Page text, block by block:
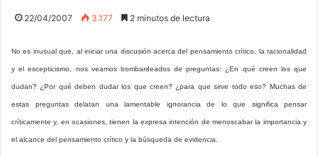
22/04/2007 3.177 2 minutos de lectura
No es inusual que, al iniciar una discusión acerca del pensamiento crítico, la racionalidad
y el escepticismo, nos veamos bombardeados de preguntas: ¿En qué creen los que
dudan? ¿Por qué deben dudar los que creen? ¿para que sirve todo eso? Muchas de
estas preguntas delatan una lamentable ignorancia de lo que significa pensar
críticamente y, en ocasiones, tienen la expresa intención de menoscabar la importancia y
el alcance del pensamiento crítico y la búsqueda de evidencia.